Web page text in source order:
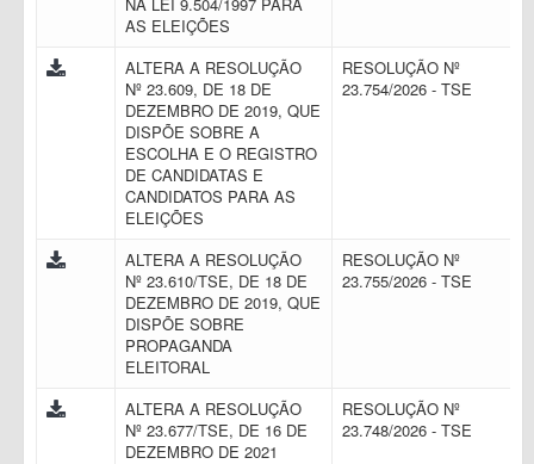
AS ELEIÇÕES
ALTERA A RESOLUÇÃO
Nº 23.609, DE 18 DE
DEZEMBRO DE 2019, QUE
DISPÕE SOBRE A
ESCOLHA E O REGISTRO
DE CANDIDATAS E
CANDIDATOS PARA AS
ELEIÇÕES
RESOLUÇÃO Nº
23.754/2026 - TSE
ALTERA A RESOLUÇÃO
Nº 23.610/TSE, DE 18 DE
DEZEMBRO DE 2019, QUE
DISPÕE SOBRE
PROPAGANDA
ELEITORAL
RESOLUÇÃO Nº
23.755/2026 - TSE
ALTERA A RESOLUÇÃO
Nº 23.677/TSE, DE 16 DE
DEZEMBRO DE 2021
RESOLUÇÃO Nº
23.748/2026 - TSE